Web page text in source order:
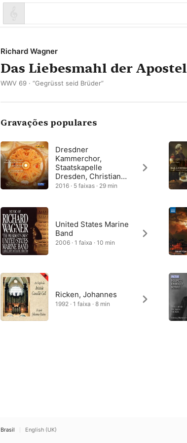
Richard Wagner
Das Liebesmahl der Apostel
WWV 69 · “Gegrüsst seid Brüder”
Gravações populares
Dresdner
Kammerchor,
Staatskapelle
Dresden, Christian
Thielemann
2016 · 5 faixas · 29 min
United States Marine
Band
2006 · 1 faixa · 10 min
Ricken, Johannes
1992 · 1 faixa · 8 min
Brasil English (UK)